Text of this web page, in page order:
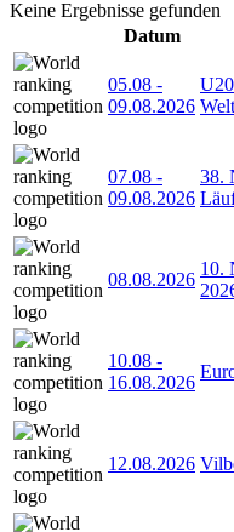
Keine Ergebnisse gefunden
Datum
05.08 -
09.08.2026
07.08 -
09.08.2026
38.
08.08.2026
10.
10.08 -
16.08.2026
12.08.2026